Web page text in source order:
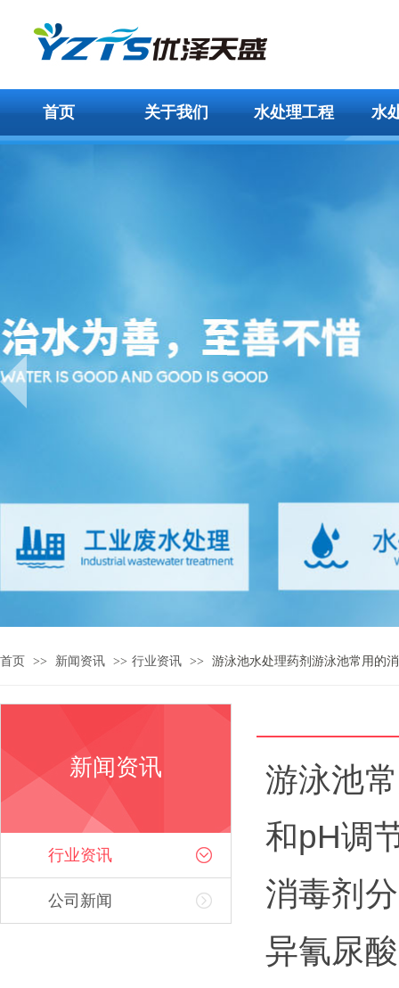
首页 关于我们 水处理工程 水
首页 >> 新闻资讯 >> 行业资讯 >> 游泳池水处理药剂游泳池常用的
新闻资讯
行业资讯
公司新闻
游泳池
和pH调
消毒剂
异氰尿